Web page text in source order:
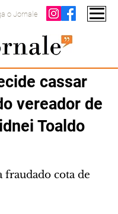
o Jornale
cassar
vereador de
Toaldo
fraudado cota de